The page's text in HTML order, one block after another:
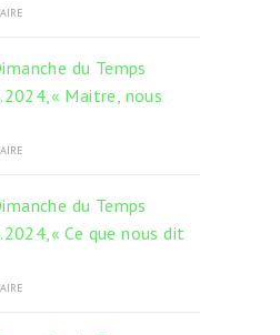
du Temps
Maitre, nous
du Temps
Ce que nous dit